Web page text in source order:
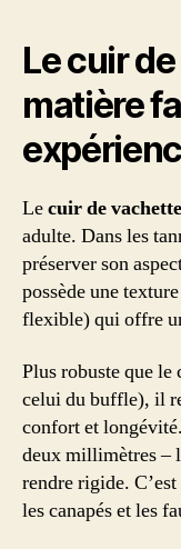
Le cuir
matière
Lecuir de vachette
adulte. Dans les
préserver son
possède une
flexible) qui offre
Plus robuste que le
celui du buffle), il
confort et
deux millimètres –
rendre rigide.
les canapés et les